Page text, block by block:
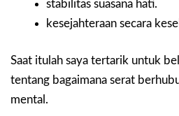
stabilitas suasana hati.
kesejahteraan secara
Saat itulah saya tertarik untuk
tentang bagaimana serat
mental.